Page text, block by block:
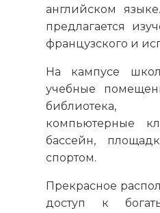
английском
предлагается
французского и
На кампусе
учебные
библиотека,
компьютерные
бассейн,
спортом.
Прекрасное
доступ к